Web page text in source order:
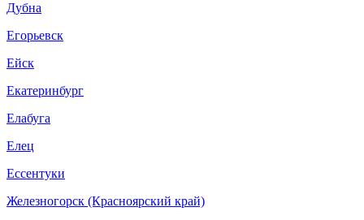
Дубна
Егорьевск
Ейск
Екатеринбург
Елабуга
Елец
Ессентуки
Железногорск (Красноярский край)